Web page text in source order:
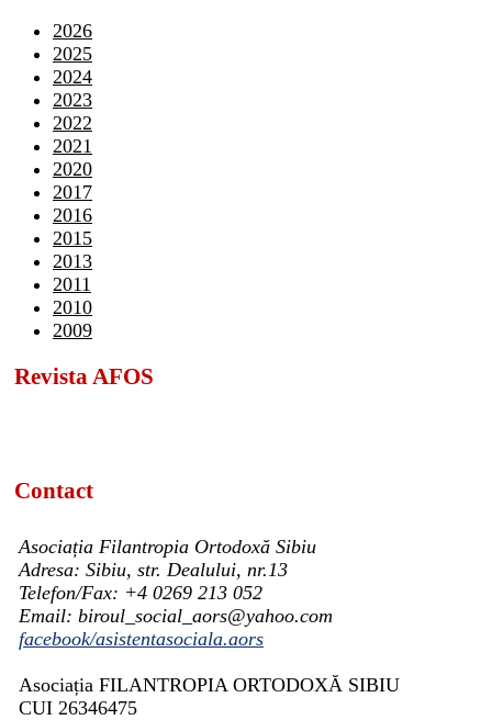
2026
2025
2024
2023
2022
2021
2020
2017
2016
2015
2013
2011
2010
2009
Revista AFOS
Contact
Asociația Filantropia Ortodoxă Sibiu
Adresa: Sibiu, str. Dealului, nr.13
Telefon/Fax: +4 0269 213 052
Email: biroul_social_aors@yahoo.com
facebook/asistentasociala.aors
Asociația FILANTROPIA ORTODOXĂ SIBIU
CUI 26346475